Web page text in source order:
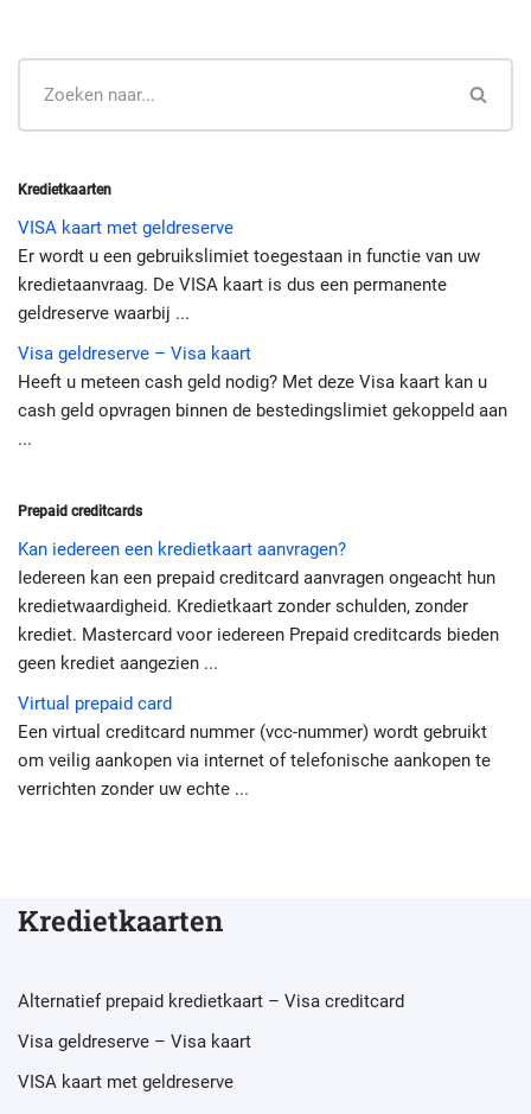
Kredietkaarten
VISA kaart met geldreserve
Er wordt u een gebruikslimiet toegestaan in functie van uw
kredietaanvraag. De VISA kaart is dus een permanente
geldreserve waarbij ...
Visa geldreserve – Visa kaart
Heeft u meteen cash geld nodig? Met deze Visa kaart kan u
cash geld opvragen binnen de bestedingslimiet gekoppeld aan
...
Prepaid creditcards
Kan iedereen een kredietkaart aanvragen?
Iedereen kan een prepaid creditcard aanvragen ongeacht hun
kredietwaardigheid. Kredietkaart zonder schulden, zonder
krediet. Mastercard voor iedereen Prepaid creditcards bieden
geen krediet aangezien ...
Virtual prepaid card
Een virtual creditcard nummer (vcc-nummer) wordt gebruikt
om veilig aankopen via internet of telefonische aankopen te
verrichten zonder uw echte ...
Kredietkaarten
Alternatief prepaid kredietkaart – Visa creditcard
Visa geldreserve – Visa kaart
VISA kaart met geldreserve